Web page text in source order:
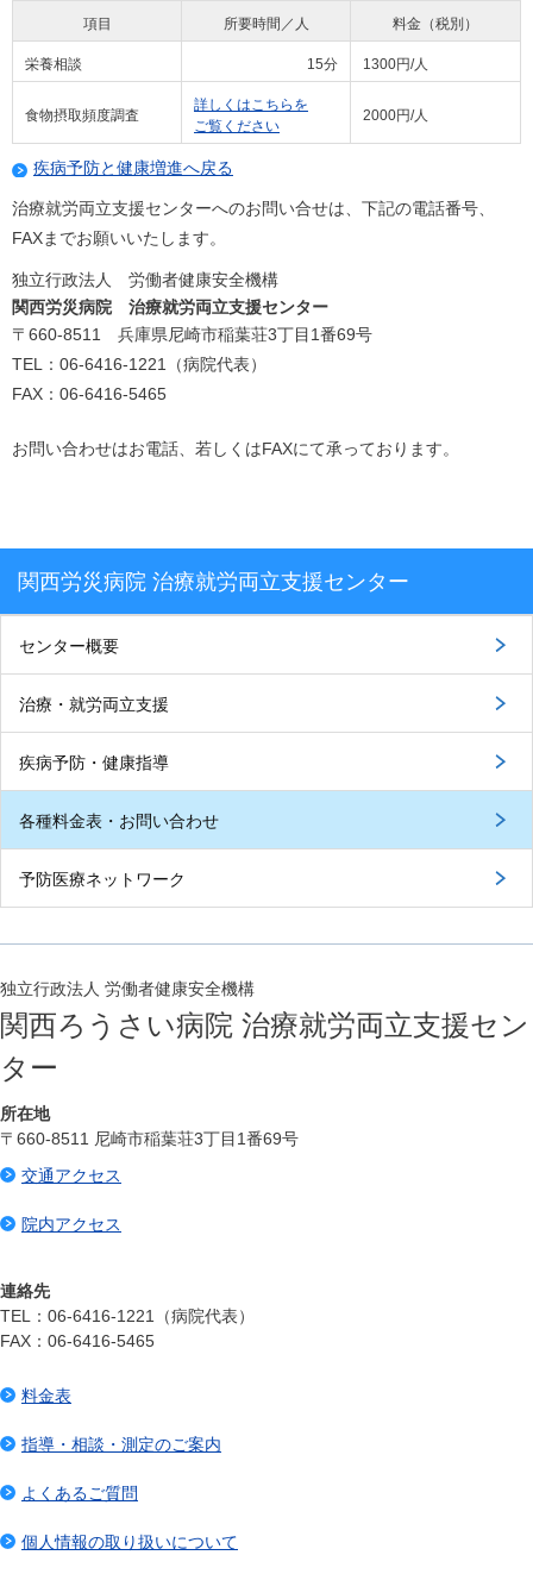
項目 所要時間／人 料金（税別）
栄養相談 15分 1300円/人
食物摂取頻度調査
詳しくはこちらを
ご覧ください
2000円/人
疾病予防と健康増進へ戻る
治療就労両立支援センターへのお問い合せは、下記の電話番号、
FAXまでお願いいたします。
独立行政法人 労働者健康安全機構
関西労災病院 治療就労両立支援センター
〒660-8511 兵庫県尼崎市稲葉荘3丁目1番69号
TEL：06-6416-1221（病院代表）
FAX：06-6416-5465
お問い合わせはお電話、若しくはFAXにて承っております。
関西労災病院 治療就労両立支援センター
センター概要
治療・就労両立支援
疾病予防・健康指導
各種料金表・お問い合わせ
予防医療ネットワーク
独立行政法人 労働者健康安全機構
関西ろうさい病院 治療就労両立支援セン
ター
所在地
〒660-8511 尼崎市稲葉荘3丁目1番69号
交通アクセス
院内アクセス
連絡先
TEL：06-6416-1221（病院代表）
FAX：06-6416-5465
料金表
指導・相談・測定のご案内
よくあるご質問
個人情報の取り扱いについて